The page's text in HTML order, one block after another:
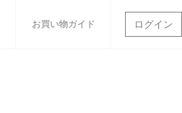
お買い物ガイド ログイン